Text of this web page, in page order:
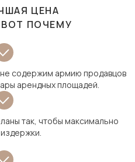
ЦЕНА
ВОТ ПОЧЕМУ
содержим армию продавцов
арендных площадей.
так, чтобы максимально